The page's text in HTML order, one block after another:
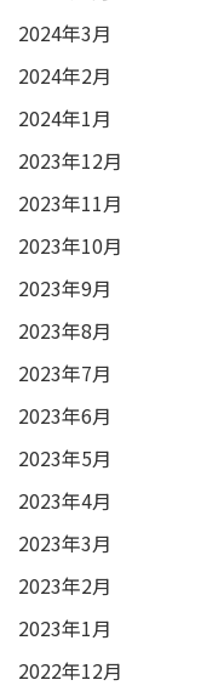
2024年3月
2024年2月
2024年1月
2023年12月
2023年11月
2023年10月
2023年9月
2023年8月
2023年7月
2023年6月
2023年5月
2023年4月
2023年3月
2023年2月
2023年1月
2022年12月